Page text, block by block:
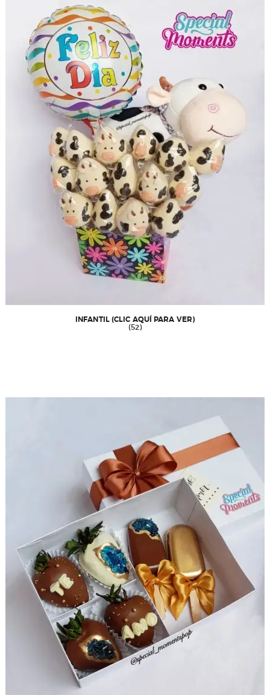
INFANTIL (CLIC AQUÍ PARA VER)
(52)